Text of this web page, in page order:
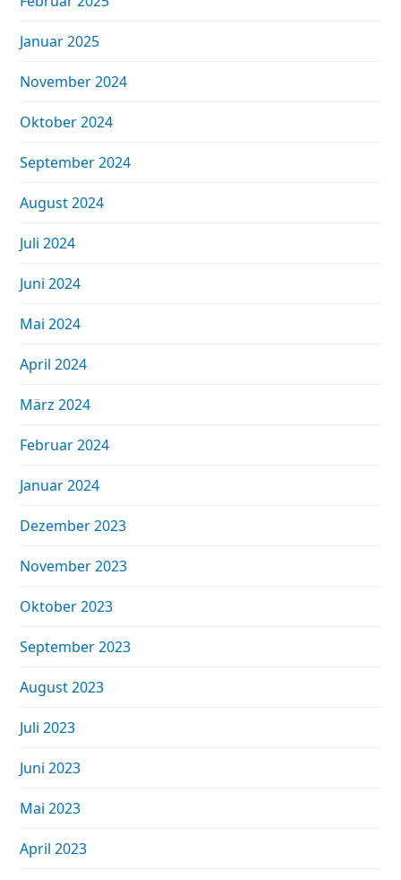
Januar 2025
November 2024
Oktober 2024
September 2024
August 2024
Juli 2024
Juni 2024
Mai 2024
April 2024
März 2024
Februar 2024
Januar 2024
Dezember 2023
November 2023
Oktober 2023
September 2023
August 2023
Juli 2023
Juni 2023
Mai 2023
April 2023